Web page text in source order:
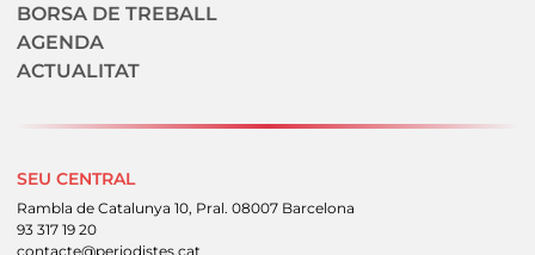
BORSA DE TREBALL
AGENDA
ACTUALITAT
SEU CENTRAL
Rambla de Catalunya 10, Pral. 08007 Barcelona
93 317 19 20
contacte@periodistes.cat